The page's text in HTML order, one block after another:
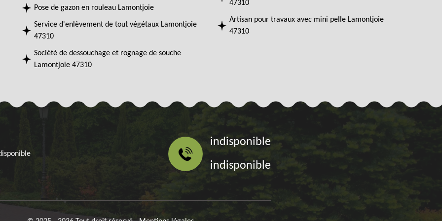
Pose de gazon en rouleau Lamontjoie
Service d'enlèvement de tout végétaux Lamontjoie
47310
Société de dessouchage et rognage de souche
Lamontjoie 47310
47310
Artisan pour travaux avec mini pelle Lamontjoie
47310
indisponible
indisponible